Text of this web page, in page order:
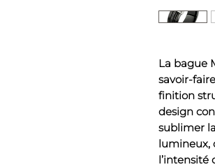
La bague
savoir-
finition
design
sublimer
lumineux,
l’intensité